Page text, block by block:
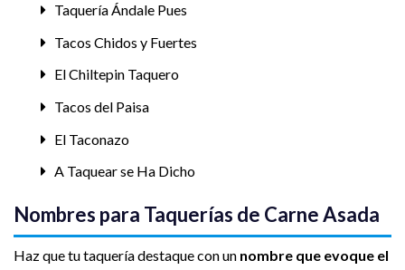
Taquería Ándale Pues
Tacos Chidos y Fuertes
El Chiltepin Taquero
Tacos del Paisa
El Taconazo
A Taquear se Ha Dicho
Nombres para Taquerías de Carne Asada
Haz que tu taquería destaque con un nombre que evoque el